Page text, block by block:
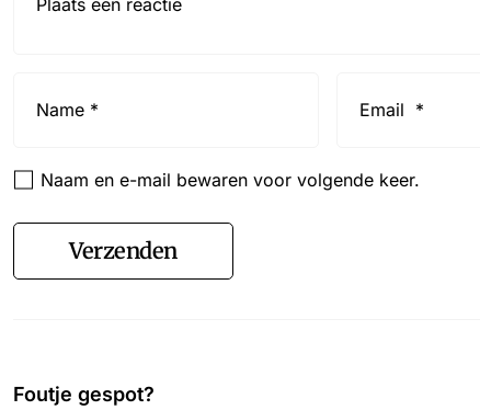
Naam en e-mail bewaren voor volgende keer.
Verzenden
Foutje gespot?